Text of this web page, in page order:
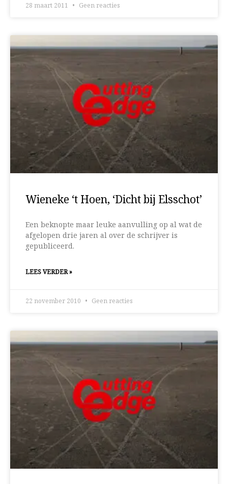
28 maart 2011 Geen reacties
Wieneke ‘t Hoen, ‘Dicht bij Elsschot’
Een beknopte maar leuke aanvulling op al wat de
afgelopen drie jaren al over de schrijver is
gepubliceerd.
LEES VERDER »
22 november 2010 Geen reacties